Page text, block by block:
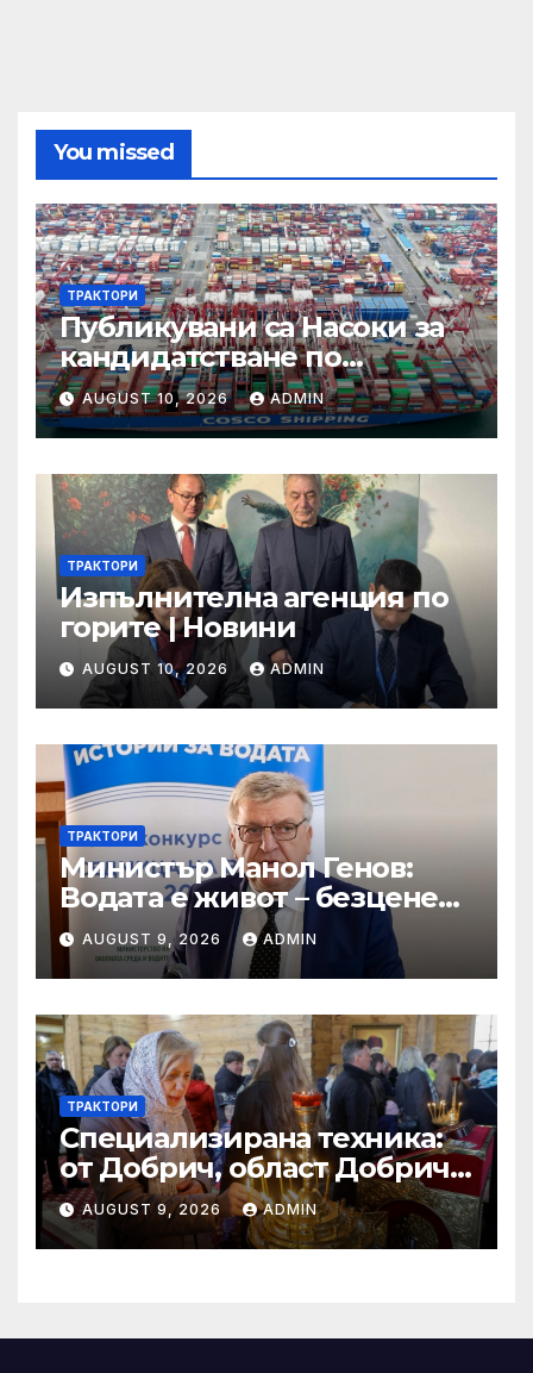
You missed
ТРАКТОРИ
Публикувани са Насоки за
кандидатстване по
процедурата за техническа
помощ за ИТИ по
Приоритет 2 на ПРР 2021-
2027 г.
AUGUST 10, 2026 ADMIN
ТРАКТОРИ
Изпълнителна агенция по
горите | Новини
AUGUST 10, 2026 ADMIN
ТРАКТОРИ
Министър Манол Генов:
Водата е живот – безценен
дар, който трябва да пазим
и ценим всеки ден!
AUGUST 9, 2026 ADMIN
ТРАКТОРИ
Специализирана техника:
от Добрич, област Добрич
Втора ръка и нови с ТОП
цени онлайн от цяла
България — Bazar.bg
AUGUST 9, 2026 ADMIN